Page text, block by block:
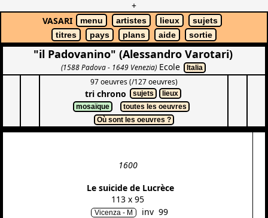
+
VASARI
menu artistes lieux
sujets
titres
pays plans aide sortie
"il Padovanino" (Alessandro Varotari)
(1588 Padova - 1649 Venezia) Ecole Italia
97 oeuvres (/127 oeuvres)
tri chrono sujets
lieux
mosaïque
toutes les oeuvres
Où sont les oeuvres ?
1600
Le suicide de Lucrèce
113 x 95
Vicenza - M inv 99